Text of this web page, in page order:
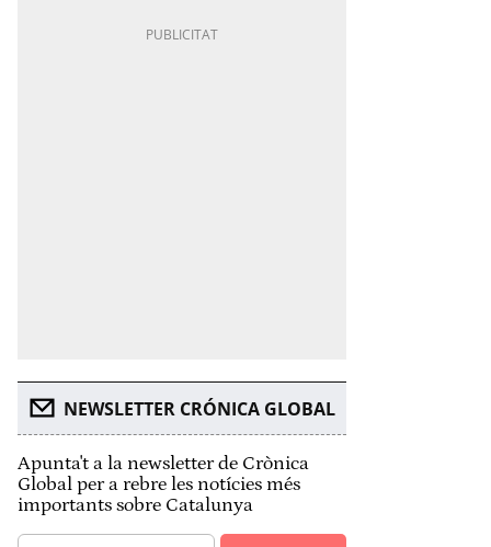
NEWSLETTER CRÓNICA GLOBAL
Apunta't a la newsletter de Crònica
Global per a rebre les notícies més
importants sobre Catalunya